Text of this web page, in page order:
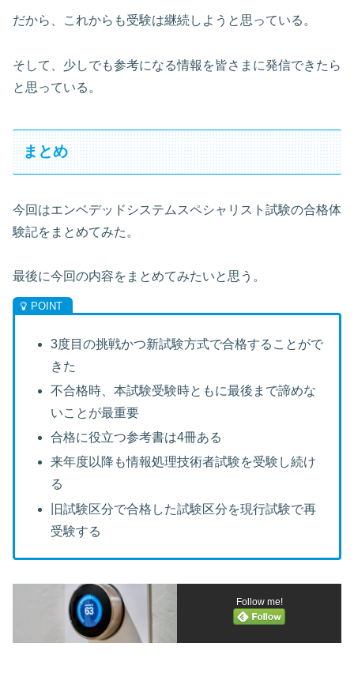
だから、これからも受験は継続しようと思っている。
そして、少しでも参考になる情報を皆さまに発信できたら
と思っている。
まとめ
今回はエンベデッドシステムスペシャリスト試験の合格体
験記をまとめてみた。
最後に今回の内容をまとめてみたいと思う。
3度目の挑戦かつ新試験方式で合格することがで
きた
不合格時、本試験受験時ともに最後まで諦めな
いことが最重要
合格に役立つ参考書は4冊ある
来年度以降も情報処理技術者試験を受験し続け
る
旧試験区分で合格した試験区分を現行試験で再
受験する
Follow me!